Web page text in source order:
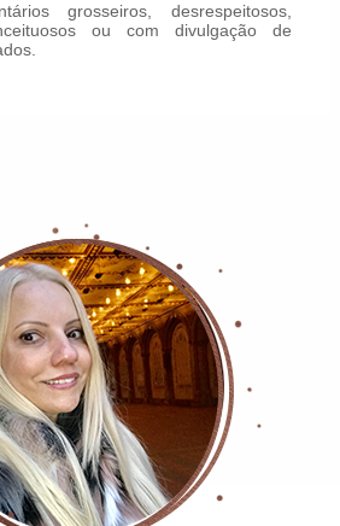
grosseiros, desrespeitosos,
ou com divulgação de